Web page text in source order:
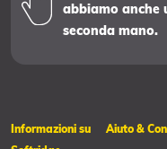
abbiamo anche
seconda mano.
Informazioni su
Aiuto &